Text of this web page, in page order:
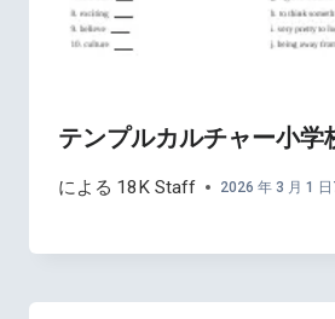
テンプルカルチャー小学
による 18K Staff 2026 年 3 月 1 日